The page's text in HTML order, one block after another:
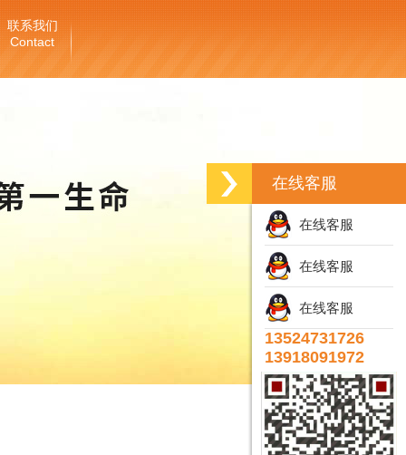
联系我们
Contact
在线客服
在线客服
在线客服
在线客服
13524731726
13918091972